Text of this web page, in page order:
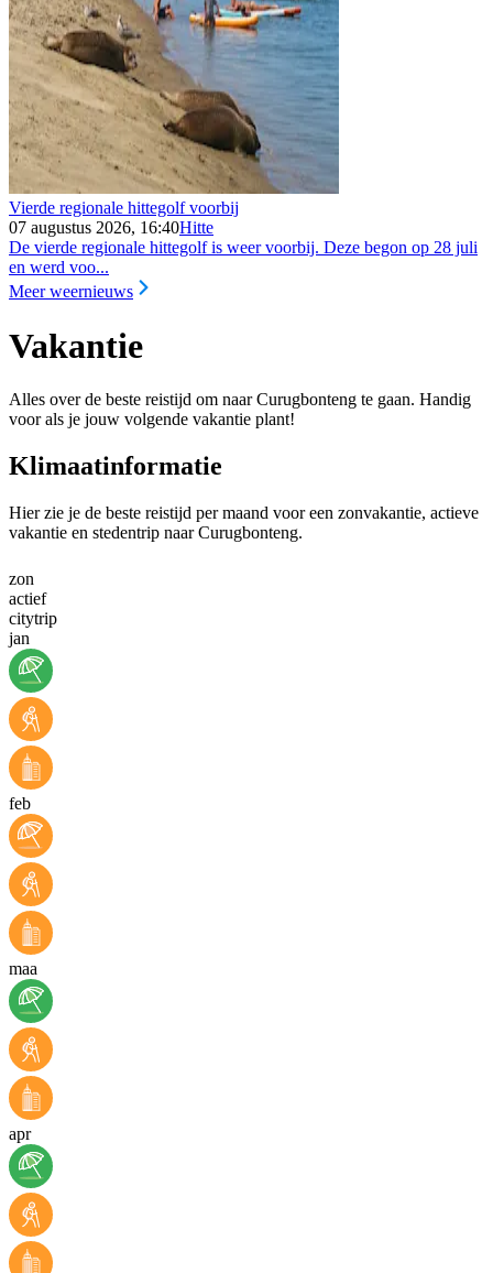
Vierde regionale hittegolf voorbij
07 augustus 2026, 16:40Hitte
De vierde regionale hittegolf is weer voorbij. Deze begon op 28 juli
en werd voo...
Meer weernieuws
Vakantie
Alles over de beste reistijd om naar Curugbonteng te gaan. Handig
voor als je jouw volgende vakantie plant!
Klimaatinformatie
Hier zie je de beste reistijd per maand voor een zonvakantie, actieve
vakantie en stedentrip naar Curugbonteng.
zon
actief
citytrip
jan
feb
maa
apr